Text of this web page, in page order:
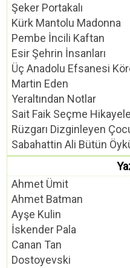
Şeker Portakalı
Kürk Mantolu Madonna
Pembe İncili Kaftan
Esir Şehrin İnsanları
Üç Anadolu Efsanesi
Martin Eden
Yeraltından Notlar
Sait Faik Seçme
Rüzgarı Dizginleyen
Sabahattin Ali Bütün
Ahmet Ümit
Ahmet Batman
Ayşe Kulin
İskender Pala
Canan Tan
Dostoyevski